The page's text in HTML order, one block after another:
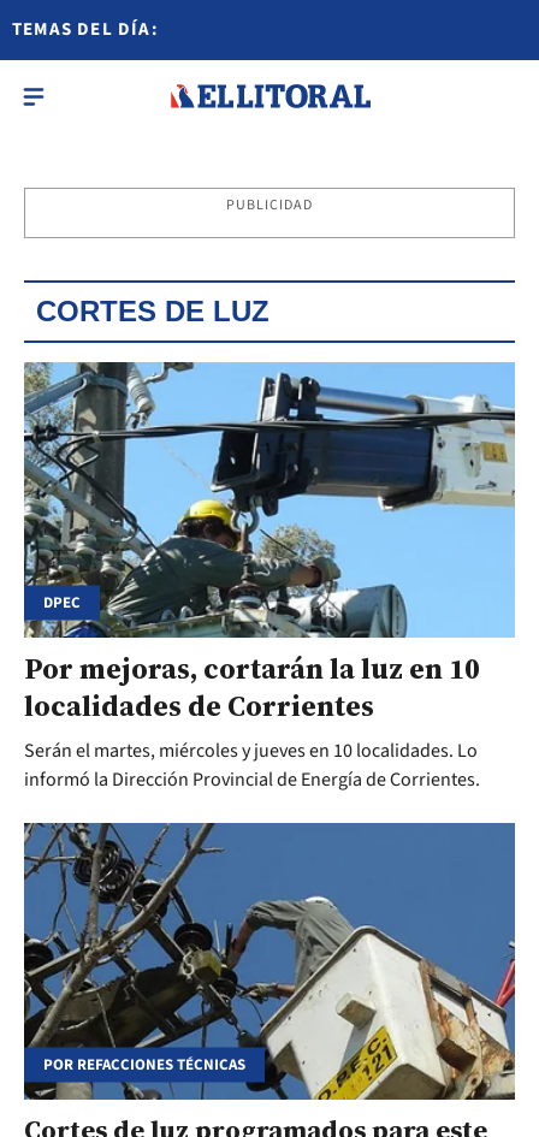
TEMAS DEL DÍA:
PUBLICIDAD
CORTES DE LUZ
DPEC
Por mejoras, cortarán la luz en 10
localidades de Corrientes
Serán el martes, miércoles y jueves en 10 localidades. Lo
informó la Dirección Provincial de Energía de Corrientes.
POR REFACCIONES TÉCNICAS
Cortes de luz programados para este